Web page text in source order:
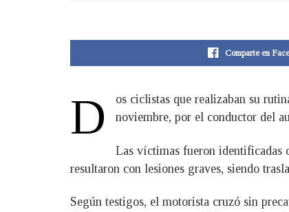
Comparte en
D
os ciclistas que realizaban su
noviembre, por el conductor del
Las víctimas fueron identificadas
resultaron con lesiones graves, siendo
Según testigos, el motorista cruzó sin